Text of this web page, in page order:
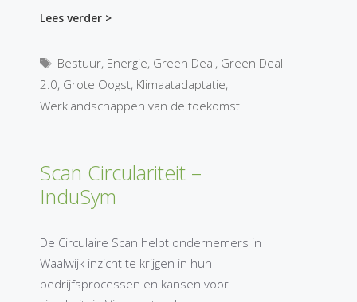
Lees verder >
Tags
Bestuur, Energie, Green Deal, Green Deal
2.0, Grote Oogst, Klimaatadaptatie,
Werklandschappen van de toekomst
Scan Circulariteit –
InduSym
De Circulaire Scan helpt ondernemers in
Waalwijk inzicht te krijgen in hun
bedrijfsprocessen en kansen voor